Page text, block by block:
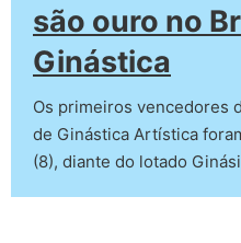
são ouro no
Ginástica
Os primeiros vencedores
de Ginástica Artística
(8), diante do lotado